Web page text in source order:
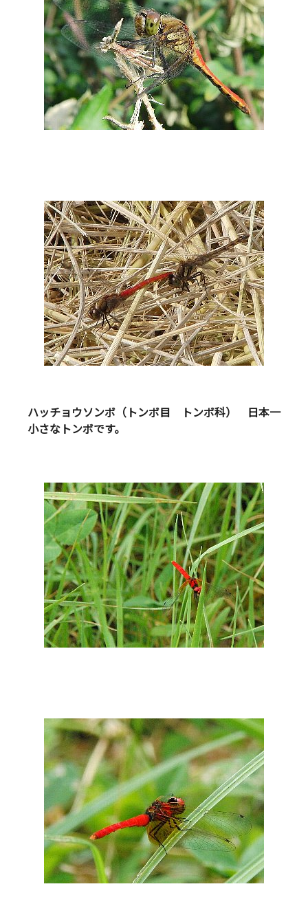
ハッチョウソンボ（トンボ目 トンボ科） 日本一
小さなトンボです。